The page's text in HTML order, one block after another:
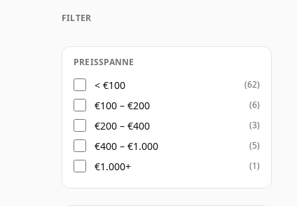
bottle, so sechs year old whisky is
FILTER
PREISSPANNE
< €100 (62)
€100 – €200 (6)
€200 – €400 (3)
€400 – €1.000 (5)
€1.000+ (1)